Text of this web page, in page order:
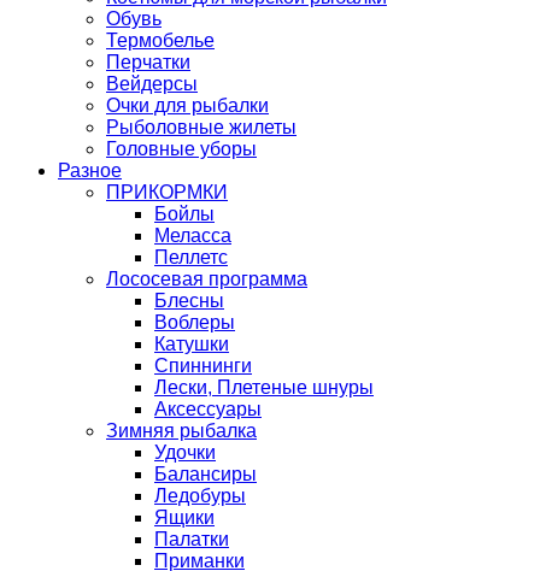
Обувь
Термобелье
Перчатки
Вейдерсы
Очки для рыбалки
Рыболовные жилеты
Головные уборы
Разное
ПРИКОРМКИ
Бойлы
Меласса
Пеллетс
Лососевая программа
Блесны
Воблеры
Катушки
Спиннинги
Лески, Плетеные шнуры
Аксессуары
Зимняя рыбалка
Удочки
Балансиры
Ледобуры
Ящики
Палатки
Приманки